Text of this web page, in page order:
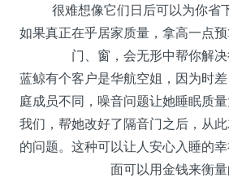
很难想像它们日后可以为你省
如果真正在乎居家质量，拿高一点
门、窗，会无形中帮你解决
蓝鲸有个客户是华航空姐，因为时
庭成员不同，噪音问题让她睡眠质
我们，帮她改好了隔音门之后，从
的问题。这种可以让人安心入睡的
面可以用金钱来衡量